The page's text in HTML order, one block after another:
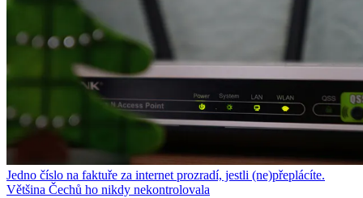
Jedno číslo na faktuře za internet prozradí, jestli (ne)přeplácíte.
Většina Čechů ho nikdy nekontrolovala